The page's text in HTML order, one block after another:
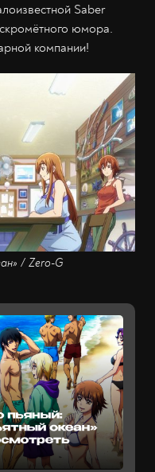
Saber
юмора.
компании!
/ Zero-G